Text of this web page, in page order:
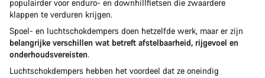
populairder voor enduro- en downhillfietsen die zwaardere
klappen te verduren krijgen.
Spoel- en luchtschokdempers doen hetzelfde werk, maar er zijn
belangrijke verschillen wat betreft afstelbaarheid, rijgevoel en
onderhoudsvereisten.
Luchtschokdempers hebben het voordeel dat ze oneindig